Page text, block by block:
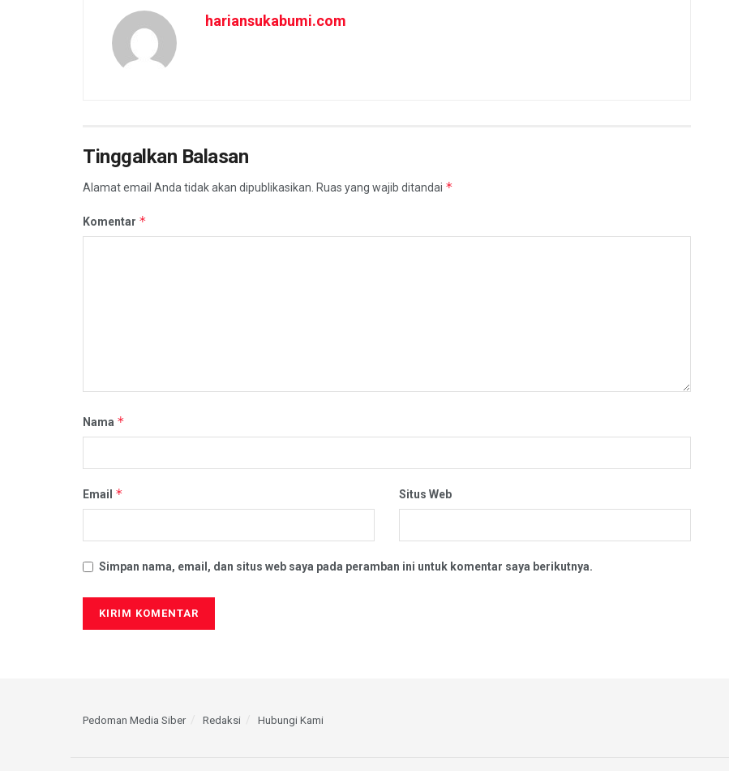
hariansukabumi.com
Tinggalkan Balasan
Alamat email Anda tidak akan dipublikasikan. Ruas yang wajib ditandai *
Komentar *
Nama *
Email * Situs Web
Simpan nama, email, dan situs web saya pada peramban ini untuk komentar saya berikutnya.
Pedoman Media Siber Redaksi Hubungi Kami